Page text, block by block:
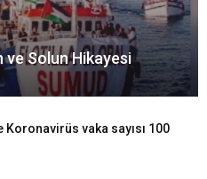
ve Solun Hikayesi
Koronavirüs vaka sayısı 100